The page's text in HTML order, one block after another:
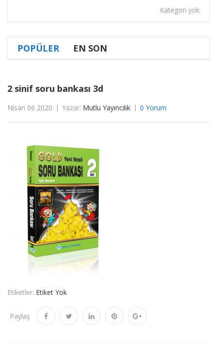
Kategori yok
POPÜLER EN SON
2 sinif soru bankası 3d
Nisan 06 2020 Yazar: Mutlu Yayıncılık 0 Yorum
Etiketler: Etiket Yok
Paylaş